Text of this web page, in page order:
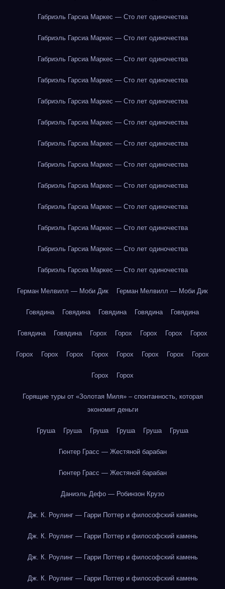
Габриэль Гарсиа Маркес — Сто лет одиночества
Габриэль Гарсиа Маркес — Сто лет одиночества
Габриэль Гарсиа Маркес — Сто лет одиночества
Габриэль Гарсиа Маркес — Сто лет одиночества
Габриэль Гарсиа Маркес — Сто лет одиночества
Габриэль Гарсиа Маркес — Сто лет одиночества
Габриэль Гарсиа Маркес — Сто лет одиночества
Габриэль Гарсиа Маркес — Сто лет одиночества
Габриэль Гарсиа Маркес — Сто лет одиночества
Габриэль Гарсиа Маркес — Сто лет одиночества
Габриэль Гарсиа Маркес — Сто лет одиночества
Габриэль Гарсиа Маркес — Сто лет одиночества
Габриэль Гарсиа Маркес — Сто лет одиночества
Герман Мелвилл — Моби Дик Герман Мелвилл — Моби Дик
Говядина Говядина Говядина Говядина Говядина
Говядина Говядина Горох Горох Горох Горох Горох
Горох Горох Горох Горох Горох Горох Горох Горох
Горох Горох
Горящие туры от «Золотая Миля» – спонтанность, которая
экономит деньги
Груша Груша Груша Груша Груша Груша
Гюнтер Грасс — Жестяной барабан
Гюнтер Грасс — Жестяной барабан
Даниэль Дефо — Робинзон Крузо
Дж. К. Роулинг — Гарри Поттер и философский камень
Дж. К. Роулинг — Гарри Поттер и философский камень
Дж. К. Роулинг — Гарри Поттер и философский камень
Дж. К. Роулинг — Гарри Поттер и философский камень